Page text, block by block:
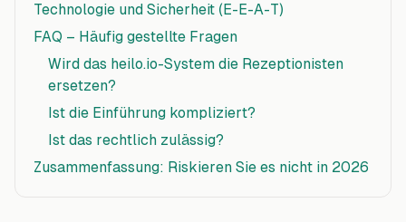
Technologie und Sicherheit (E-E-A-T)
FAQ – Häufig gestellte Fragen
Wird das heilo.io-System die Rezeptionisten
ersetzen?
Ist die Einführung kompliziert?
Ist das rechtlich zulässig?
Zusammenfassung: Riskieren Sie es nicht in 2026